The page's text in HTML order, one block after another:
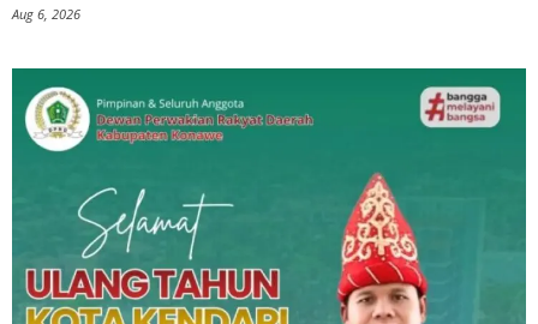
Aug 6, 2026